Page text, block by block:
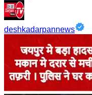
deshkadarpannews